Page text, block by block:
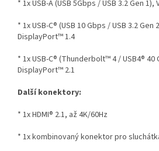
* 1x USB-A (USB 5Gbps / USB 3.2 Gen
* 1x USB-C® (USB 10 Gbps / USB 3.2 Gen
DisplayPort™ 1.4
* 1x USB-C® (Thunderbolt™ 4 / USB4® 40
DisplayPort™ 2.1
Další konektory:
* 1x HDMI® 2.1, až 4K/60Hz
* 1x kombinovaný konektor pro